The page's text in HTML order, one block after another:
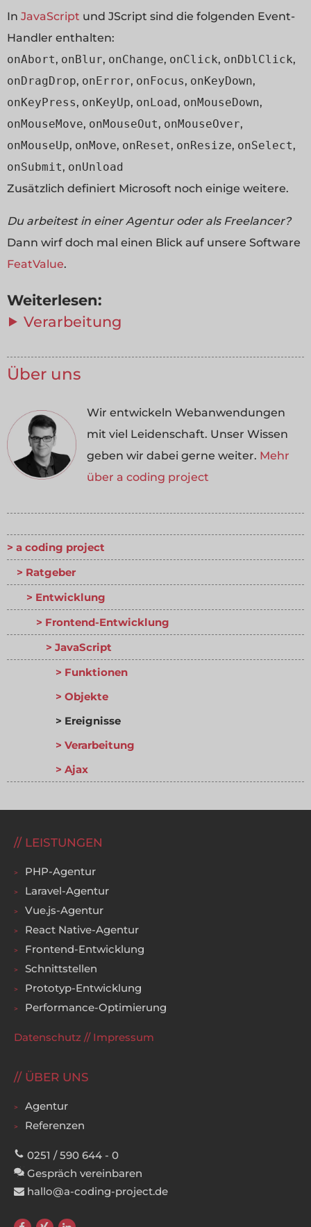
In JavaScript und JScript sind die folgenden Event-
Handler enthalten:
onAbort, onBlur, onChange, onClick, onDblClick,
onDragDrop, onError, onFocus, onKeyDown,
onKeyPress, onKeyUp, onLoad, onMouseDown,
onMouseMove, onMouseOut, onMouseOver,
onMouseUp, onMove, onReset, onResize, onSelect,
onSubmit, onUnload
Zusätzlich definiert Microsoft noch einige weitere.
Du arbeitest in einer Agentur oder als Freelancer?
Dann wirf doch mal einen Blick auf unsere Software
FeatValue.
Weiterlesen:
⯈ Verarbeitung
Über uns
Wir entwickeln Webanwendungen
mit viel Leidenschaft. Unser Wissen
geben wir dabei gerne weiter. Mehr
über a coding project
a coding project
Ratgeber
Entwicklung
Frontend-Entwicklung
JavaScript
Funktionen
Objekte
Ereignisse
Verarbeitung
Ajax
LEISTUNGEN
PHP-Agentur
Laravel-Agentur
Vue.js-Agentur
React Native-Agentur
Frontend-Entwicklung
Schnittstellen
Prototyp-Entwicklung
Performance-Optimierung
Datenschutz // Impressum
ÜBER UNS
Agentur
Referenzen
0251 / 590 644 - 0
Gespräch vereinbaren
hallo@a-coding-project.de